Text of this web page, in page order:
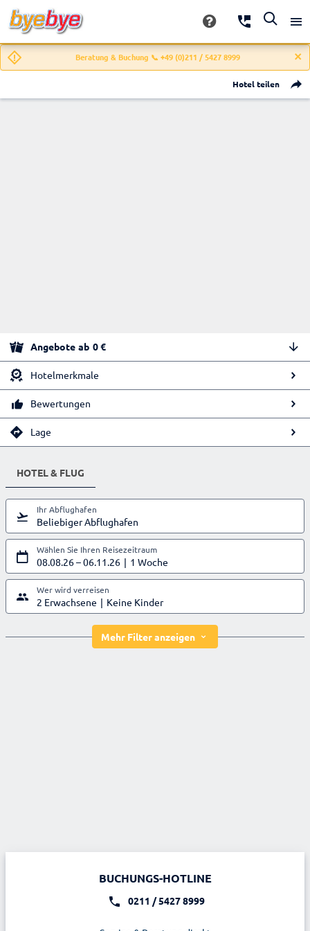
Beratung & Buchung 📞 +49 (0)211 / 5427 8999
Hotel teilen
Angebote ab 0€
Hotelmerkmale
Bewertungen
Lage
HOTEL & FLUG
Ihr Abflughafen
Beliebiger Abflughafen
Wählen Sie Ihren Reisezeitraum
08.08.26–06.11.26 1 Woche
Wer wird verreisen
2 Erwachsene Keine Kinder
Mehr Filter anzeigen
BUCHUNGS-HOTLINE
0211 / 5427 8999